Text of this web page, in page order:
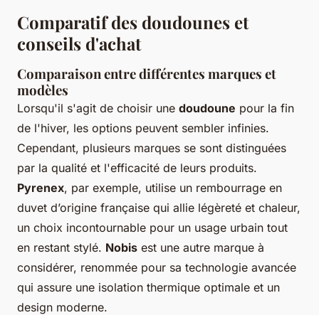
Comparatif des doudounes et
conseils d'achat
Comparaison entre différentes marques et
modèles
Lorsqu'il s'agit de choisir une doudoune pour la fin
de l'hiver, les options peuvent sembler infinies.
Cependant, plusieurs marques se sont distinguées
par la qualité et l'efficacité de leurs produits.
Pyrenex, par exemple, utilise un rembourrage en
duvet d’origine française qui allie légèreté et chaleur,
un choix incontournable pour un usage urbain tout
en restant stylé. Nobis est une autre marque à
considérer, renommée pour sa technologie avancée
qui assure une isolation thermique optimale et un
design moderne.